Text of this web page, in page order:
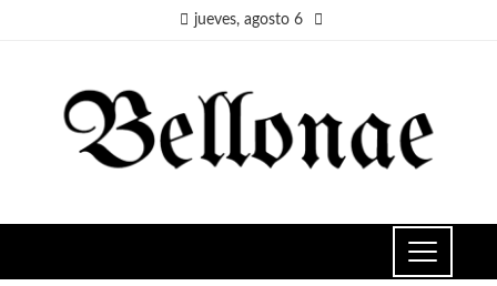
jueves, agosto 6